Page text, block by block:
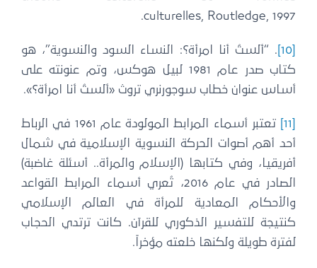
culturelles, Routledge, 1997.
. “ألستُ أنا امرأة؟: النساء السود والنسوية”، هو
كتاب صدر عام 1981 لبيل هوكس، وتم عنونته على
أساس عنوان خطاب سوجورنري تروث «ألستُ أنا امرأة؟».
تعتبر أسماء المرابط المولودة عام 1961 في الرباط
أحد أهم أصوات الحركة النسوية الإسلامية في شمال
أفريقيا، وفي كتابها (الإسلام والمرأة.. أسئلة غاضبة)
الصادر في عام 2016، تُعري أسماء المرابط القواعد
والأحكام المعادية للمرأة في العالم الإسلامي
كنتيجة للتفسير الذكوري للقرآن. كانت ترتدي الحجاب
لفترة طويلة ولكنها خلعته مؤخراً.